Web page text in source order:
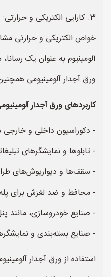
3. کارایی الکتریکی و
خواص الکتریکی و حرارتی
آلومینیوم به عنوان یک
ورق آجدار آلومینیومی
کاربردهای ورق آجدار
- دکوراسیون داخلی و خارجی
- تابلوها و نمایشگرهای
- سقف‌ها و دیوارپوش‌های
- محافظ و ضد لغزش برای
- صنایع خودروسازی، مانند
- صنایع بسته‌بندی و
استفاده از ورق آجدار